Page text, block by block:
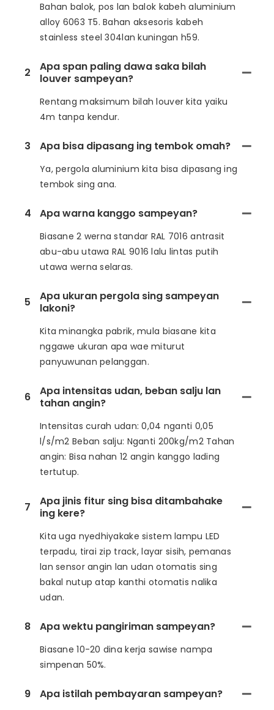
Bahan balok, pos lan balok kabeh aluminium
alloy 6063 T5. Bahan aksesoris kabeh
stainless steel 304lan kuningan h59.
2
Apa span paling dawa saka bilah
louver sampeyan?
Rentang maksimum bilah louver kita yaiku
4m tanpa kendur.
3 Apa bisa dipasang ing tembok omah?
Ya, pergola aluminium kita bisa dipasang ing
tembok sing ana.
4 Apa warna kanggo sampeyan?
Biasane 2 werna standar RAL 7016 antrasit
abu-abu utawa RAL 9016 lalu lintas putih
utawa werna selaras.
5
Apa ukuran pergola sing sampeyan
lakoni?
Kita minangka pabrik, mula biasane kita
nggawe ukuran apa wae miturut
panyuwunan pelanggan.
6
Apa intensitas udan, beban salju lan
tahan angin?
Intensitas curah udan: 0,04 nganti 0,05
l/s/m2 Beban salju: Nganti 200kg/m2 Tahan
angin: Bisa nahan 12 angin kanggo lading
tertutup.
7
Apa jinis fitur sing bisa ditambahake
ing kere?
Kita uga nyedhiyakake sistem lampu LED
terpadu, tirai zip track, layar sisih, pemanas
lan sensor angin lan udan otomatis sing
bakal nutup atap kanthi otomatis nalika
udan.
8 Apa wektu pangiriman sampeyan?
Biasane 10-20 dina kerja sawise nampa
simpenan 50%.
9 Apa istilah pembayaran sampeyan?